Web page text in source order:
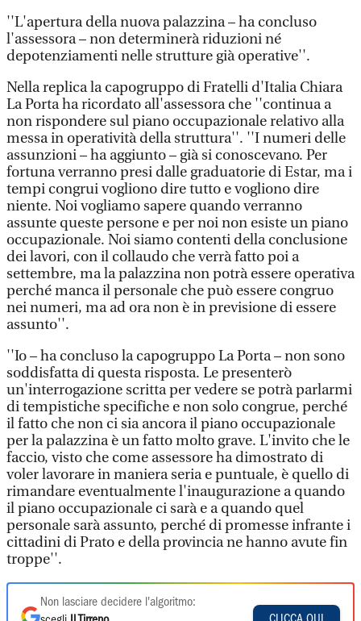
''L'apertura della nuova palazzina – ha concluso
l'assessora – non determinerà riduzioni né
depotenziamenti nelle strutture già operative''.
Nella replica la capogruppo di Fratelli d'Italia Chiara
La Porta ha ricordato all'assessora che ''continua a
non rispondere sul piano occupazionale relativo alla
messa in operatività della struttura''. ''I numeri delle
assunzioni – ha aggiunto – già si conoscevano. Per
fortuna verranno presi dalle graduatorie di Estar, ma i
tempi congrui vogliono dire tutto e vogliono dire
niente. Noi vogliamo sapere quando verranno
assunte queste persone e per noi non esiste un piano
occupazionale. Noi siamo contenti della conclusione
dei lavori, con il collaudo che verrà fatto poi a
settembre, ma la palazzina non potrà essere operativa
perché manca il personale che può essere congruo
nei numeri, ma ad ora non è in previsione di essere
assunto''.
''Io – ha concluso la capogruppo La Porta – non sono
soddisfatta di questa risposta. Le presenterò
un'interrogazione scritta per vedere se potrà parlarmi
di tempistiche specifiche e non solo congrue, perché
il fatto che non ci sia ancora il piano occupazionale
per la palazzina è un fatto molto grave. L'invito che le
faccio, visto che come assessore ha dimostrato di
voler lavorare in maniera seria e puntuale, è quello di
rimandare eventualmente l'inaugurazione a quando
il piano occupazionale ci sarà e a quando quel
personale sarà assunto, perché di promesse infrante i
cittadini di Prato e della provincia ne hanno avute fin
troppe''.
Non lasciare decidere l'algoritmo: